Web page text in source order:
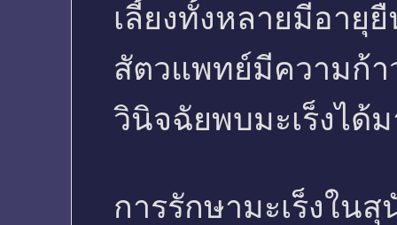
เลี้ยงทั้งหลายมีอายุ
สัตวแพทย์มีความก้
วินิจฉัยพบมะเร็งได้
การรักษามะเร็งใน